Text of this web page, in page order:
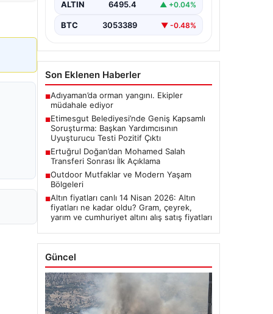
bulunan belediyeye yönelik
kapsamında önemli gelişmeler
ALTIN 6495.4 ▲ +0.04%
BTC 3053389 ▼ -0.48%
Son Eklenen Haberler
■Adıyaman’da orman yangını. Ekipler
müdahale ediyor
■Etimesgut Belediyesi’nde Geniş Kapsamlı
Soruşturma: Başkan Yardımcısının
Uyuşturucu Testi Pozitif Çıktı
■Ertuğrul Doğan’dan Mohamed Salah
Transferi Sonrası İlk Açıklama
■Outdoor Mutfaklar ve Modern Yaşam
Bölgeleri
■Altın fiyatları canlı 14 Nisan 2026: Altın
fiyatları ne kadar oldu? Gram, çeyrek,
yarım ve cumhuriyet altını alış satış fiyatları
Güncel